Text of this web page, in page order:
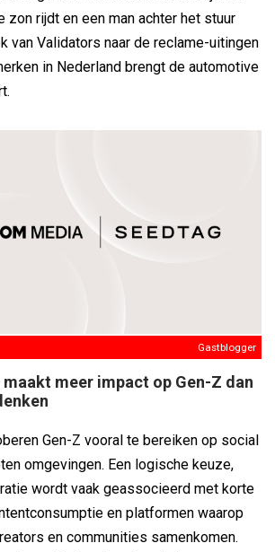
zon rijdt en een man achter het stuur
van Validators naar de reclame-uitingen
in Nederland brengt de automotive
Gastblogger
maakt meer impact op Gen-Z dan
Gen-Z vooral te bereiken op social
omgevingen. Een logische keuze,
wordt vaak geassocieerd met korte
en platformen waarop
en communities samenkomen.